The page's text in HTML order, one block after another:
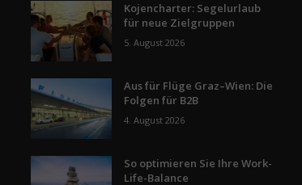
Kojencharter: Segelurlaub
für neue Zielgruppen
5. August 2026
Aus für Flüge Graz–Wien: Die
Folgen für B2B
4. August 2026
So optimieren Sie Ihre Work-
Life-Balance